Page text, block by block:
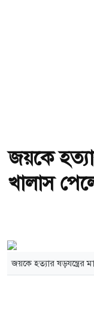
জয়কে
খালাস
জয়কে হত্যার ষড়যন্ত্রের